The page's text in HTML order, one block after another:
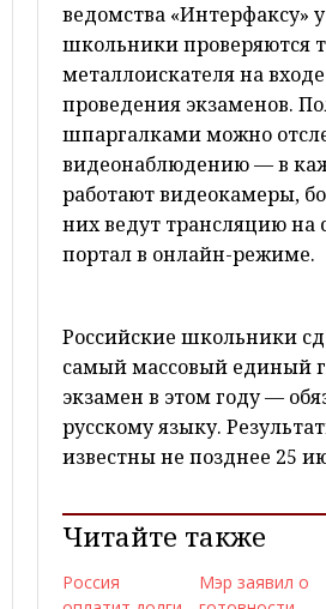
ведомства «Интерфаксу»
школьники проверяются
металлоискателя на
проведения экзаменов.
шпаргалками можно
видеонаблюдению — в
работают видеокамеры,
них ведут трансляцию на
портал в онлайн-режиме.
Российские школьники
самый массовый единый
экзамен в этом году —
русскому языку.
известны не позднее 25
Читайте также
Россия
Мэр заявил о